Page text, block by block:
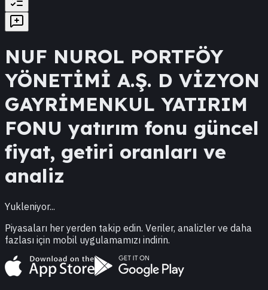
NUF NUROL PORTFÖY
YÖNETİMİ A.Ş. D VİZYON
GAYRİMENKUL YATIRIM
FONU yatırım fonu güncel
fiyat, getiri oranları ve
analiz
Yukleniyor...
Piyasaları her yerden takip edin. Veriler, analizler ve daha
fazlası için mobil uygulamamızı indirin.